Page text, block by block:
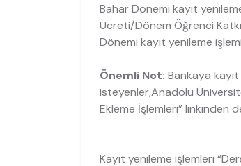
Bahar Dönemi kayıt
Ücreti/Dönem Öğrenci
Dönemi kayıt yenileme
Önemli Not: Bankaya
isteyenler,Anadolu
Ekleme İşlemleri” linkinden
Kayıt yenileme işlemleri